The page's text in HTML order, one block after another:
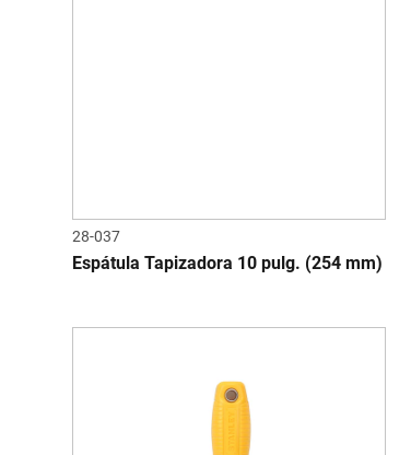
28-037
Espátula Tapizadora 10 pulg. (254 mm)